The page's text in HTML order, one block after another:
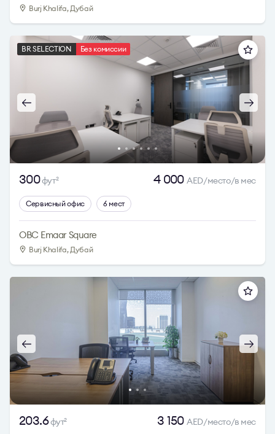
Burj Khalifa, Дубай
BR SELECTION Без комиссии
300фут2 4 000AED/место/в мес
Сервисный офис 6 мест
OBC Emaar Square
Burj Khalifa, Дубай
203.6фут2 3 150AED/место/в мес